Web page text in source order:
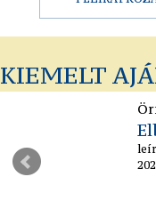
KIEMELT